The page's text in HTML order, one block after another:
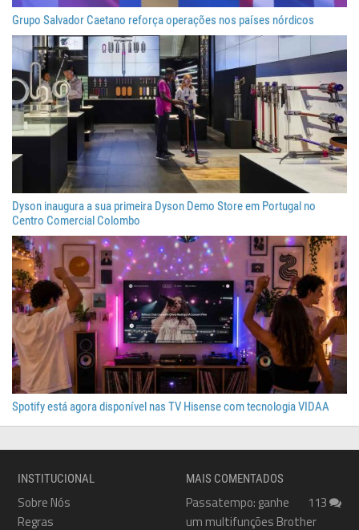
Grupo Salvador Caetano reforça operações nos países nórdicos
Dyson inaugura a sua primeira Dyson Demo Store em Portugal no
Centro Comercial Colombo
Spotify está agora disponível nas TV Hisense com tecnologia VIDAA
INSTITUCIONAL
Sobre Nós
Regras
MAIS COMENTADOS
113
Passatempo: ganhe
um multifunções Brother